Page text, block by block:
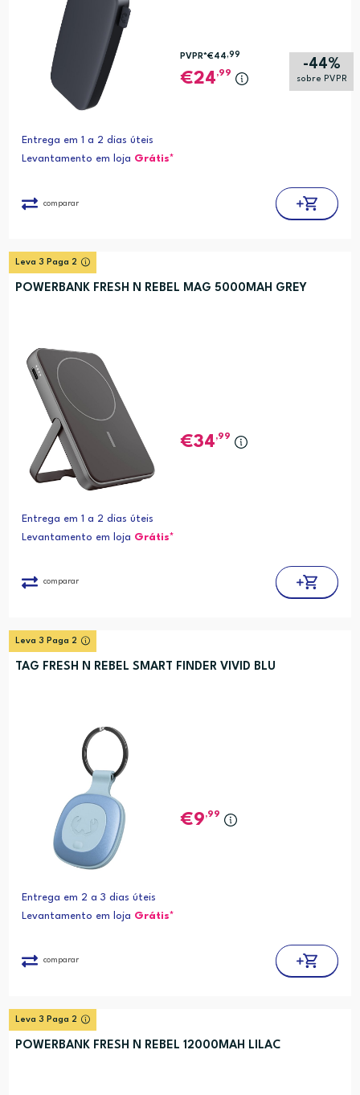
-44%
sobre PVPR
PVPR*€44,99
24,99
Entrega em 1 a 2 dias úteis
Levantamento em loja Grátis*
comparar
Leva 3 Paga 2
POWERBANK FRESH N REBEL MAG 5000MAH GREY
34,99
Entrega em 1 a 2 dias úteis
Levantamento em loja Grátis*
comparar
Leva 3 Paga 2
TAG FRESH N REBEL SMART FINDER VIVID BLU
9,99
Entrega em 2 a 3 dias úteis
Levantamento em loja Grátis*
comparar
Leva 3 Paga 2
POWERBANK FRESH N REBEL 12000MAH LILAC